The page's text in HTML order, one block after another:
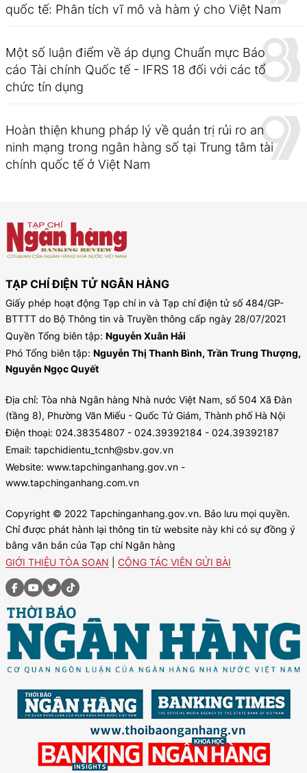
quốc tế: Phân tích vĩ mô và hàm ý cho Việt Nam
Một số luận điểm về áp dụng Chuẩn mực Báo
cáo Tài chính Quốc tế - IFRS 18 đối với các tổ
chức tín dụng
Hoàn thiện khung pháp lý về quản trị rủi ro an
ninh mạng trong ngân hàng số tại Trung tâm tài
chính quốc tế ở Việt Nam
TẠP CHÍ ĐIỆN TỬ NGÂN HÀNG
Giấy phép hoạt động Tạp chí in và Tạp chí điện tử số 484/GP-
BTTTT do Bộ Thông tin và Truyền thông cấp ngày 28/07/2021
Quyền Tổng biên tập: Nguyễn Xuân Hải
Phó Tổng biên tập: Nguyễn Thị Thanh Bình, Trần Trung Thượng,
Nguyễn Ngọc Quyết
Địa chỉ: Tòa nhà Ngân hàng Nhà nước Việt Nam, số 504 Xã Đàn
(tầng 8), Phường Văn Miếu - Quốc Tử Giám, Thành phố Hà Nội
Điện thoại: 024.38354807 - 024.39392184 - 024.39392187
Email: tapchidientu_tcnh@sbv.gov.vn
Website: www.tapchinganhang.gov.vn -
www.tapchinganhang.com.vn
Copyright © 2022 Tapchinganhang.gov.vn. Bảo lưu mọi quyền.
Chỉ được phát hành lại thông tin từ website này khi có sự đồng ý
bằng văn bản của Tạp chí Ngân hàng
GIỚI THIỆU TÒA SOẠN
CỘNG TÁC VIÊN GỬI BÀI